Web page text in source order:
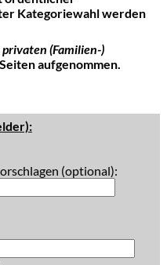
Kategoriewahl werden
privaten (Familien-)
Seiten aufgenommen.
(optional):